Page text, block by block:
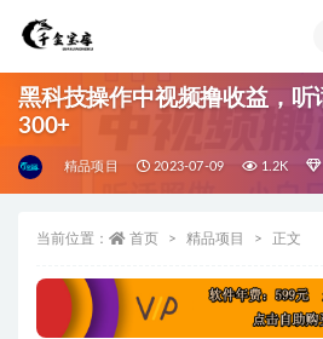
黑科技操作中视频撸收益，听
300+
精品项目 2023-07-09 1.2K
当前位置： 首页 精品项目 正文